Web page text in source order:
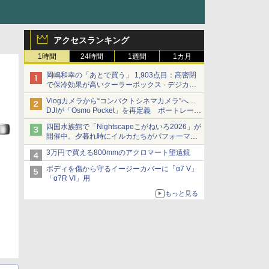
アクセスランキング
1時間 24時間 1週間 1カ月
岡嶋和幸の「あとで買う」 1,903点目：高密閉
で保冷効果が高いクーラーボックス - デジカメ
Watch
Vlogカメラから“コンパクトシネマカメラ”へ…
DJIが「Osmo Pocket」を再定義 ポートレート
重視の映像設計に
四国水族館で「Nightscapeこがねいろ2026」が
開催中。夕暮れ時にイルカたちがパフォーマン
スを繰り広げる
3万円で買える800mmのアクロマート望遠鏡
ボディを傷から守るイージーカバーに「α7 V」
「α7R VI」用
もっと見る